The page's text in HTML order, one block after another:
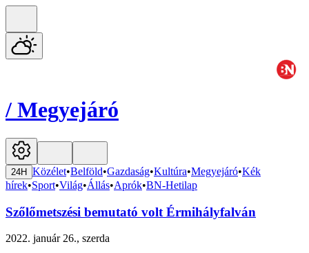
/ Megyejáró
24H Közélet•Belföld•Gazdaság•Kultúra•Megyejáró•Kék
hírek•Sport•Világ•Állás•Aprók•BN-Hetilap
Szőlőmetszési bemutató volt Érmihályfalván
2022. január 26., szerda